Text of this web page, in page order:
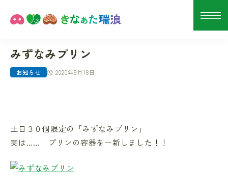
みずなみプリン
2020年9月18日
お知らせ
土日３０個限定の「みずなみプリン」
実は…… プリンの容器を一新しました！！